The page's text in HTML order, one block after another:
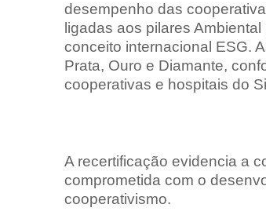
desempenho das
ligadas aos pilares
conceito internacional ESG.
Prata, Ouro e Diamante,
cooperativas e hospitais do
A recertificação evidencia a
comprometida com o
cooperativismo.